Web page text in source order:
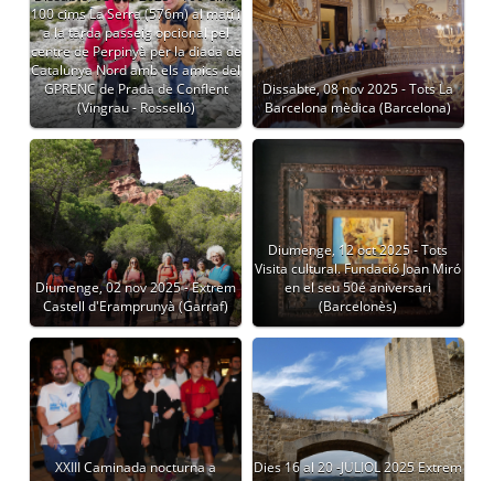
100 cims La Serra (576m) al matí i
a la tarda passeig opcional pel
centre de Perpinyà per la diada de
Catalunya Nord amb els amics del
GPRENC de Prada de Conflent
(Vingrau - Rosselló)
Dissabte, 08 nov 2025 - Tots La
Barcelona mèdica (Barcelona)
Diumenge, 02 nov 2025 - Extrem
Castell d'Eramprunyà (Garraf)
Diumenge, 12 oct 2025 - Tots
Visita cultural. Fundació Joan Miró
en el seu 50é aniversari
(Barcelonès)
XXIII Caminada nocturna a
Dies 16 al 20 -JULIOL 2025 Extrem